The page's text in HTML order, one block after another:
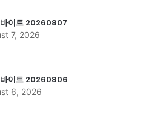
이트 20260807
7, 2026
바이트 20260806
6, 2026